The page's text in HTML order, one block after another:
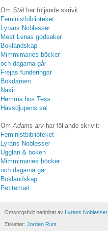
Om Stål har följande skrivit:
Feministbiblioteket
Lyrans Noblesser
Mest Lenas godsaker
Boklandskap
Mimmimaries böcker
och dagarna går
Frejas funderingar
Bokdamen
Nakit
Hemma hos Tess
Havsdjupens sal
OmAdams arv har följande skrivit:
Feministbiblioteket
Lyrans Noblesser
Ugglan & boken
Mimmimaries böcker
och dagarna går
Boklandskap
Petitemari
Omsorgsfullt nedplitat av Lyrans Noblesser
Etiketter: Jorden Runt